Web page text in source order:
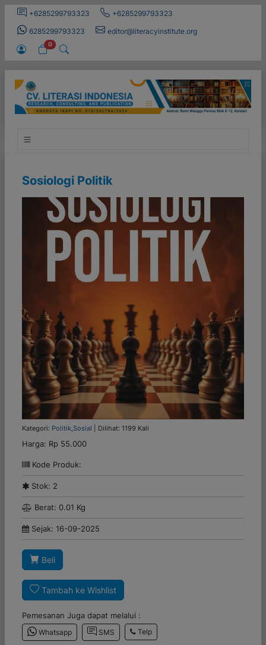
+6285299793323
+6285299793323
6285299793323
editor@literacyinstitute.org
0
Sosiologi Politik
Kategori: Politik Sosial | Dilihat: 1199 Kali
Harga: Rp 55.000
Kode Produk:
Stok: 2
Berat: 0.01 Kg
Sejak: 16-09-2025
Beli
Tambah ke Wishlist
Pemesanan Juga dapat melalui :
Whatsapp SMS Telp